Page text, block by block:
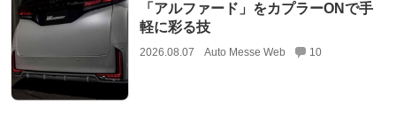
「アルファード」をカプラーONで手
軽に彩る技
2026.08.07 Auto Messe Web 10